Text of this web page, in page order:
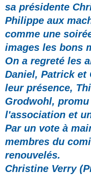
sa présidente
Philippe aux
comme une
images les bons
On a regreté les
Daniel, Patrick et
leur présence,
Grodwohl,
l'association et
Par un vote à
membres du
renouvelés.
Christine Verry (